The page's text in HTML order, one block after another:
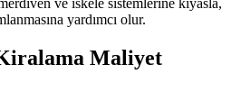
yardımcı olur.
Maliyet